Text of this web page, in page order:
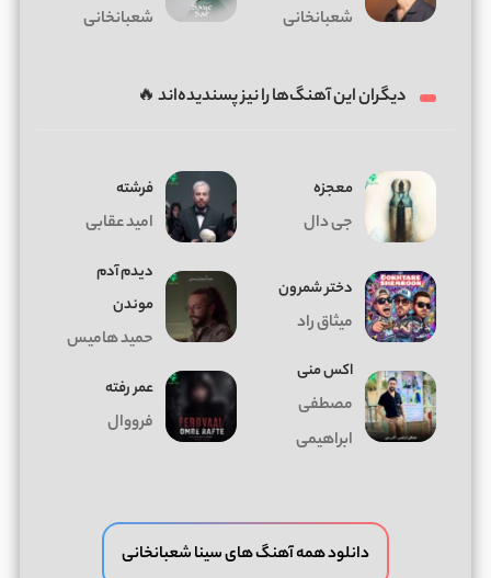
شعبانخانی
شعبانخانی
دیگران این آهنگ‌ها را نیز پسندیده‌اند 🔥
معجزه
جی دال
فرشته
امید عقابی
دختر شمرون
میثاق راد
دیدم آدم
موندن
حمید هامیس
اکس منی
مصطفی
ابراهیمی
عمر رفته
فرووال
دانلود همه آهنگ های سینا شعبانخانی